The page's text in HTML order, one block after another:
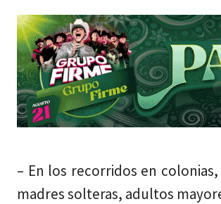
– En los recorridos en
madres solteras, adultos